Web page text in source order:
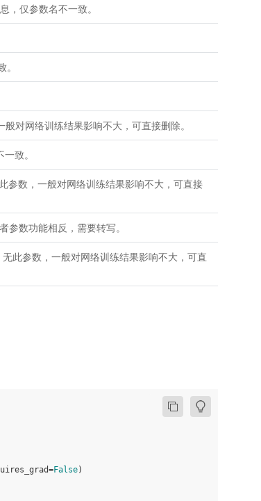
，仅参数名不一致。
对网络训练结果影响不大，可直接删除。
致。
参数，一般对网络训练结果影响不大，可直接
数功能相反，需要转写。
此参数，一般对网络训练结果影响不大，可直
=False)